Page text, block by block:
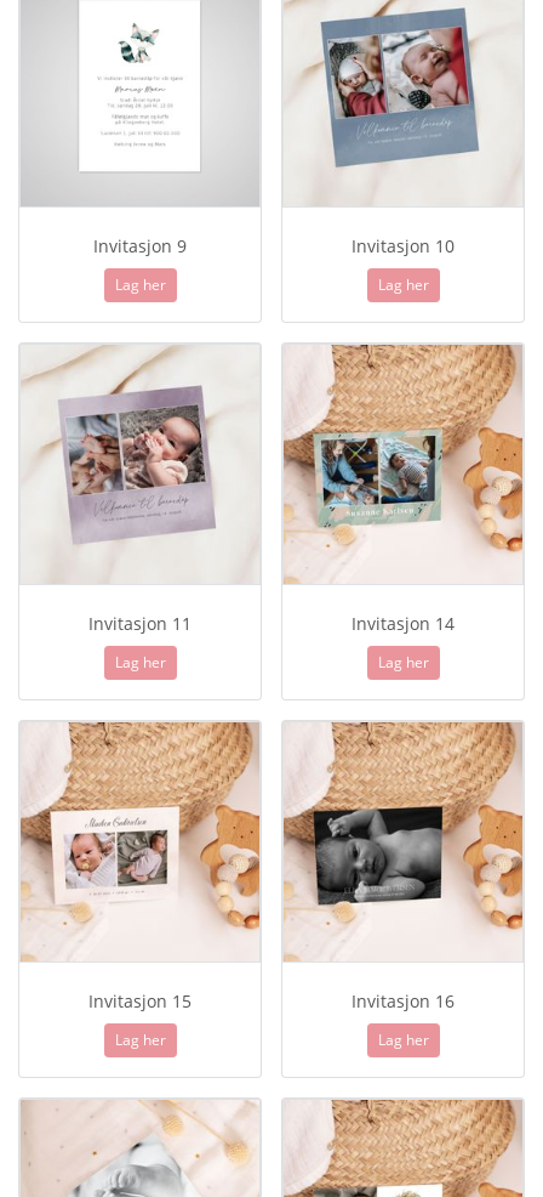
Invitasjon 9
Lag her
Invitasjon 10
Lag her
Invitasjon 11
Lag her
Invitasjon 14
Lag her
Invitasjon 15
Lag her
Invitasjon 16
Lag her